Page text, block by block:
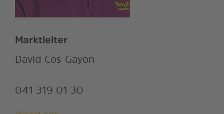
Marktleiter
David Cos-Gayon
041 319 01 30